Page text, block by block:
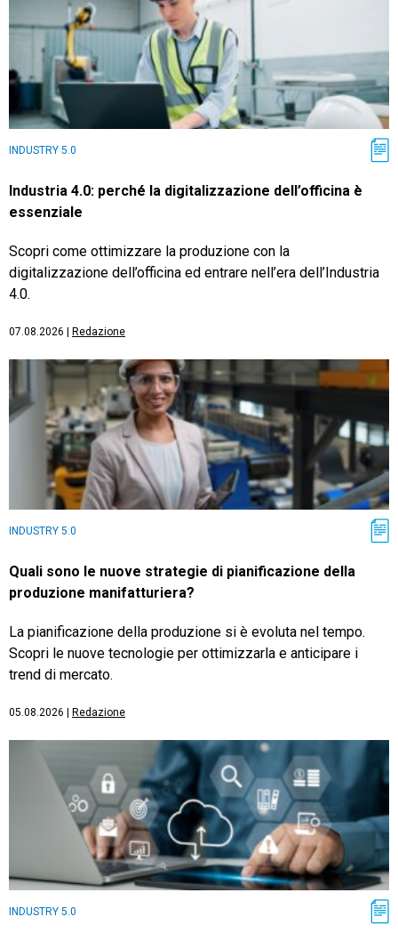
INDUSTRY 5.0
Industria 4.0: perché la digitalizzazione dell’officina è
essenziale
Scopri come ottimizzare la produzione con la
digitalizzazione dell’officina ed entrare nell’era dell’Industria
4.0.
07.08.2026 Redazione
INDUSTRY 5.0
Quali sono le nuove strategie di pianificazione della
produzione manifatturiera?
La pianificazione della produzione si è evoluta nel tempo.
Scopri le nuove tecnologie per ottimizzarla e anticipare i
trend di mercato.
05.08.2026 Redazione
INDUSTRY 5.0